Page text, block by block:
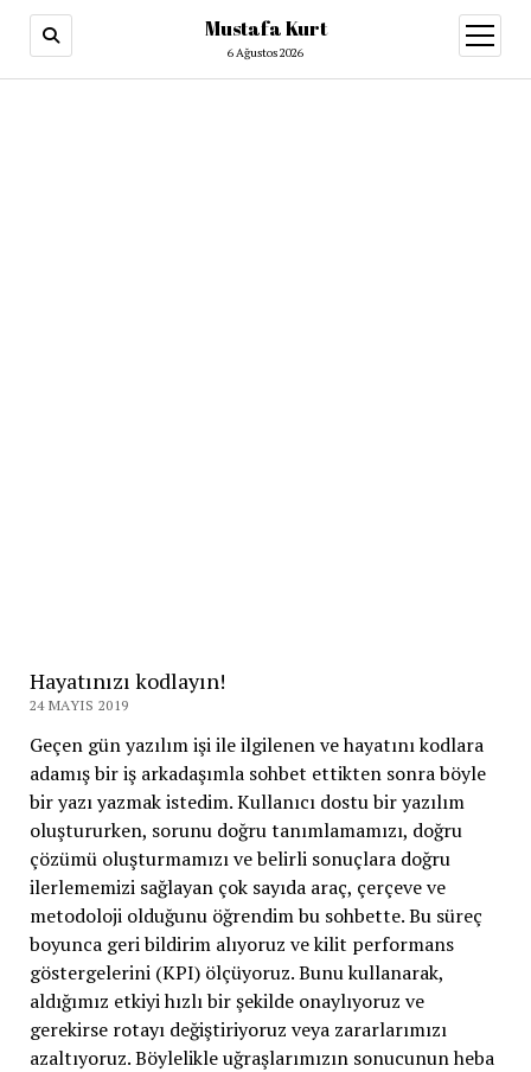
Mustafa Kurt
6 Ağustos 2026
Hayatınızı kodlayın!
24 MAYIS 2019
Geçen gün yazılım işi ile ilgilenen ve hayatını kodlara
adamış bir iş arkadaşımla sohbet ettikten sonra böyle
bir yazı yazmak istedim. Kullanıcı dostu bir yazılım
oluştururken, sorunu doğru tanımlamamızı, doğru
çözümü oluşturmamızı ve belirli sonuçlara doğru
ilerlememizi sağlayan çok sayıda araç, çerçeve ve
metodoloji olduğunu öğrendim bu sohbette. Bu süreç
boyunca geri bildirim alıyoruz ve kilit performans
göstergelerini (KPI) ölçüyoruz. Bunu kullanarak,
aldığımız etkiyi hızlı bir şekilde onaylıyoruz ve
gerekirse rotayı değiştiriyoruz veya zararlarımızı
azaltıyoruz. Böylelikle uğraşlarımızın sonucunun heba